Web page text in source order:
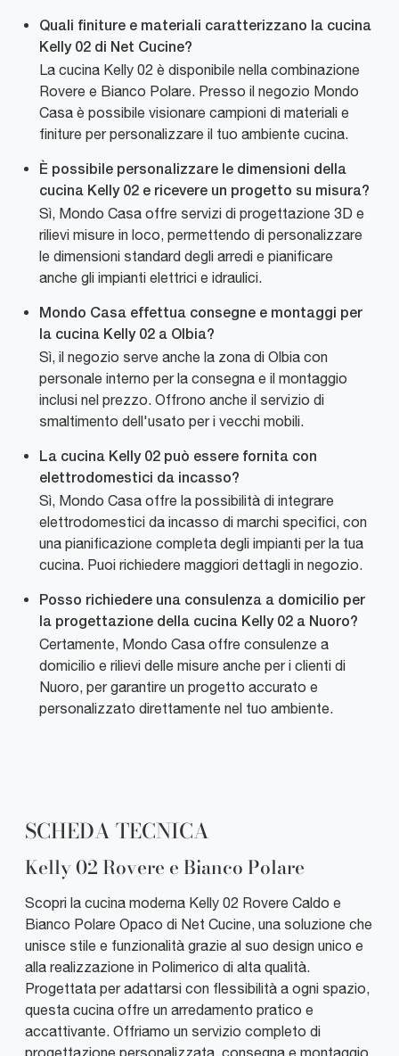
Quali finiture e materiali caratterizzano la cucina
Kelly 02 di Net Cucine?
La cucina Kelly 02 è disponibile nella combinazione
Rovere e Bianco Polare. Presso il negozio Mondo
Casa è possibile visionare campioni di materiali e
finiture per personalizzare il tuo ambiente cucina.
È possibile personalizzare le dimensioni della
cucina Kelly 02 e ricevere un progetto su misura?
Sì, Mondo Casa offre servizi di progettazione 3D e
rilievi misure in loco, permettendo di personalizzare
le dimensioni standard degli arredi e pianificare
anche gli impianti elettrici e idraulici.
Mondo Casa effettua consegne e montaggi per
la cucina Kelly 02 a Olbia?
Sì, il negozio serve anche la zona di Olbia con
personale interno per la consegna e il montaggio
inclusi nel prezzo. Offrono anche il servizio di
smaltimento dell'usato per i vecchi mobili.
La cucina Kelly 02 può essere fornita con
elettrodomestici da incasso?
Sì, Mondo Casa offre la possibilità di integrare
elettrodomestici da incasso di marchi specifici, con
una pianificazione completa degli impianti per la tua
cucina. Puoi richiedere maggiori dettagli in negozio.
Posso richiedere una consulenza a domicilio per
la progettazione della cucina Kelly 02 a Nuoro?
Certamente, Mondo Casa offre consulenze a
domicilio e rilievi delle misure anche per i clienti di
Nuoro, per garantire un progetto accurato e
personalizzato direttamente nel tuo ambiente.
SCHEDA TECNICA
Kelly 02 Rovere e Bianco Polare
Scopri la cucina moderna Kelly 02 Rovere Caldo e
Bianco Polare Opaco di Net Cucine, una soluzione che
unisce stile e funzionalità grazie al suo design unico e
alla realizzazione in Polimerico di alta qualità.
Progettata per adattarsi con flessibilità a ogni spazio,
questa cucina offre un arredamento pratico e
accattivante. Offriamo un servizio completo di
progettazione personalizzata, consegna e montaggio